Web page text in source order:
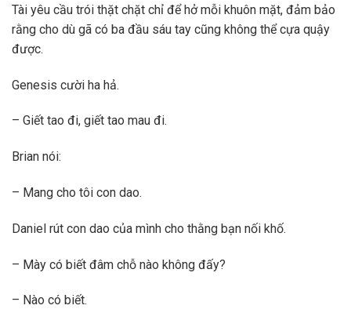
Tài yêu cầu trói thặt chặt chỉ để hở mỗi khuôn mặt, đảm bảo
rằng cho dù gã có ba đầu sáu tay cũng không thể cựa quậy
được.
Genesis cười ha hả.
– Giết tao đi, giết tao mau đi.
Brian nói:
– Mang cho tôi con dao.
Daniel rút con dao của mình cho thằng bạn nối khố.
– Mày có biết đâm chỗ nào không đấy?
– Nào có biết.